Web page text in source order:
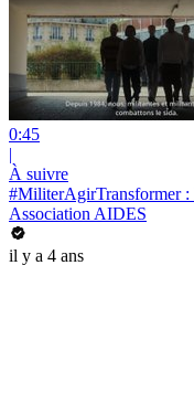
0:45
|
À suivre
#MiliterAgirTransformer :
Association AIDES
il y a 4 ans